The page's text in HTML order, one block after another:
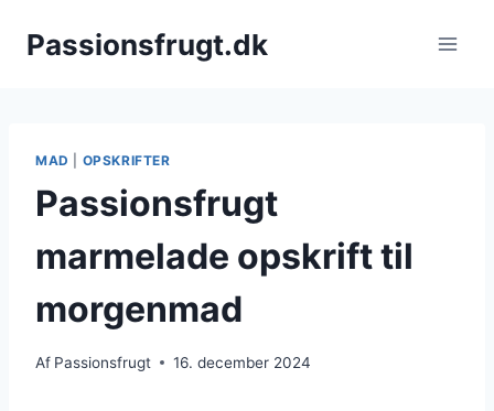
Passionsfrugt.dk
MAD OPSKRIFTER
Passionsfrugt
marmelade opskrift til
morgenmad
Af Passionsfrugt 16. december 2024